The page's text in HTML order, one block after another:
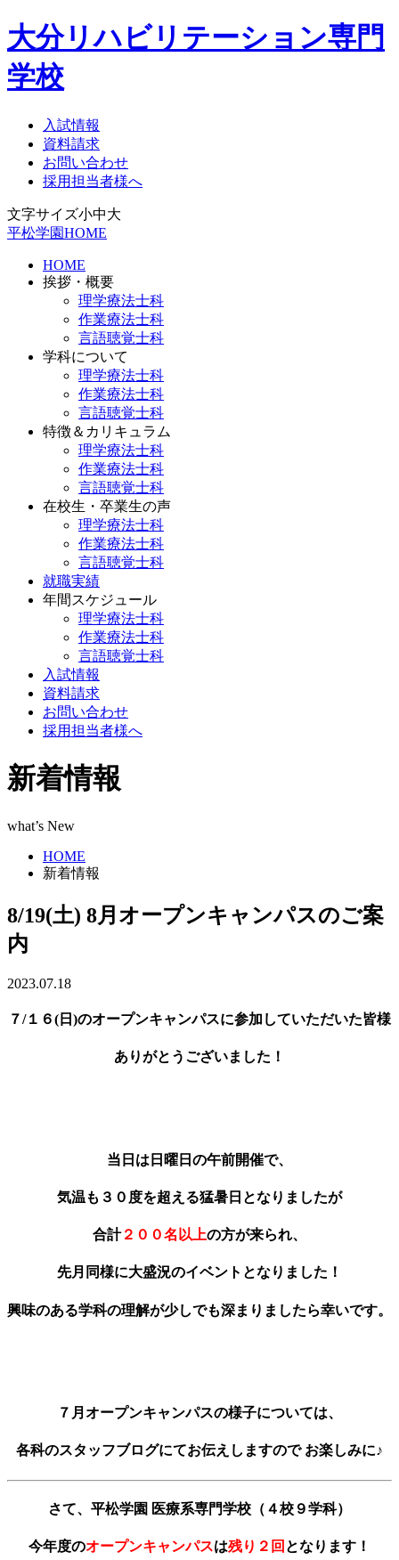
大分リハビリテーション専門
学校
入試情報
資料請求
お問い合わせ
採用担当者様へ
文字サイズ小中大
平松学園HOME
HOME
挨拶・概要
理学療法士科
作業療法士科
言語聴覚士科
学科について
理学療法士科
作業療法士科
言語聴覚士科
特徴＆カリキュラム
理学療法士科
作業療法士科
言語聴覚士科
在校生・卒業生の声
理学療法士科
作業療法士科
言語聴覚士科
就職実績
年間スケジュール
理学療法士科
作業療法士科
言語聴覚士科
入試情報
資料請求
お問い合わせ
採用担当者様へ
新着情報
what’s New
HOME
新着情報
8/19(土) 8月オープンキャンパスのご案
内
2023.07.18
７/１６(日)のオープンキャンパスに参加していただいた皆様
ありがとうございました！
当日は日曜日の午前開催で、
気温も３０度を超える猛暑日となりましたが
合計２００名以上の方が来られ、
先月同様に大盛況のイベントとなりました！
興味のある学科の理解が少しでも深まりましたら幸いです。
７月オープンキャンパスの様子については、
各科のスタッフブログにてお伝えしますので お楽しみに♪
さて、平松学園 医療系専門学校（４校９学科）
今年度のオープンキャンパスは残り２回 となります！